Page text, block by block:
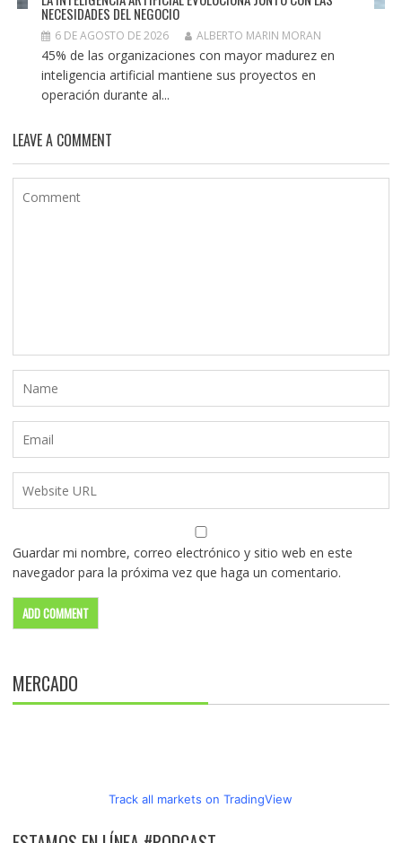
NECESIDADES DEL NEGOCIO
6 DE AGOSTO DE 2026 ALBERTO MARIN MORAN
45% de las organizaciones con mayor madurez en
inteligencia artificial mantiene sus proyectos en
operación durante al...
LEAVE A COMMENT
Guardar mi nombre, correo electrónico y sitio web en este
navegador para la próxima vez que haga un comentario.
MERCADO
Track all markets on TradingView